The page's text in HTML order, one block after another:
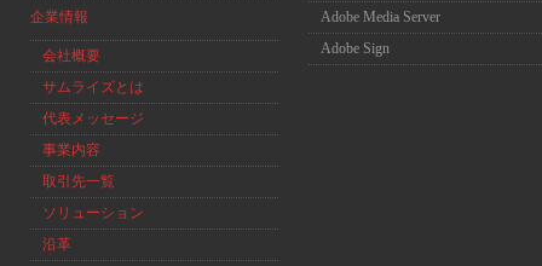
企業情報
会社概要
サムライズとは
代表メッセージ
事業内容
取引先一覧
ソリューション
沿革
Adobe Media Server
Adobe Sign